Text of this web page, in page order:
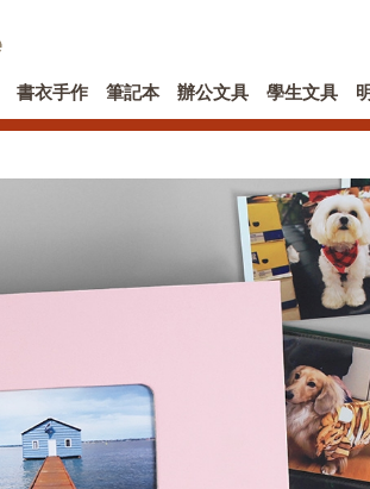
書衣手作 筆記本 辦公文具 學生文具